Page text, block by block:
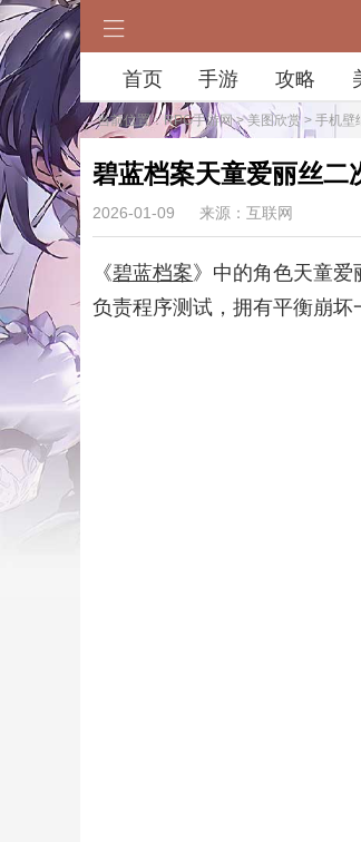
首页 手游 攻略
当前位置：RPG手游网>美图欣赏 > 手机壁
碧蓝档案天童爱丽丝二
2026-01-09 来源：互联网
《碧蓝档案》中的角色天童爱
负责程序测试，拥有平衡崩坏